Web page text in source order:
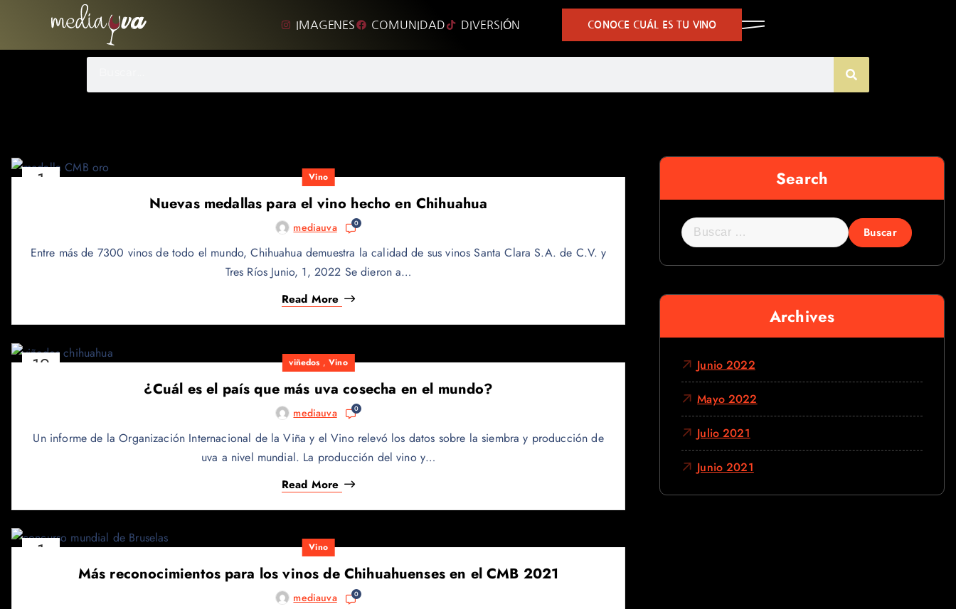
IMAGENES COMUNIDAD DIVERSIÓN CONOCE CUÁL ES TU VINO
1 Vino
Nuevas medallas para el vino hecho en Chihuahua
mediauva 0
Entre más de 7300 vinos de todo el mundo, Chihuahua demuestra la calidad de sus vinos Santa Clara S.A. de C.V. y
Tres Ríos Junio, 1, 2022 Se dieron a…
Read More
19 viñedos,Vino
¿Cuál es el país que más uva cosecha en el mundo?
mediauva 0
Un informe de la Organización Internacional de la Viña y el Vino relevó los datos sobre la siembra y producción de
uva a nivel mundial. La producción del vino y…
Read More
1 Vino
Más reconocimientos para los vinos de Chihuahuenses en el CMB 2021
mediauva 0
Search
Archives
Junio 2022
Mayo 2022
Julio 2021
Junio 2021